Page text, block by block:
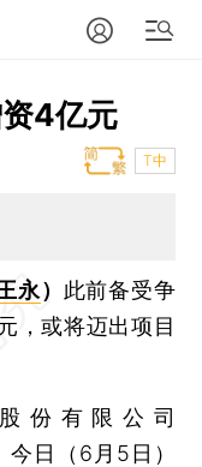
4亿元
T中
永） 此前备受争
，或将迈出项目
有限公司
今日（6月5日）